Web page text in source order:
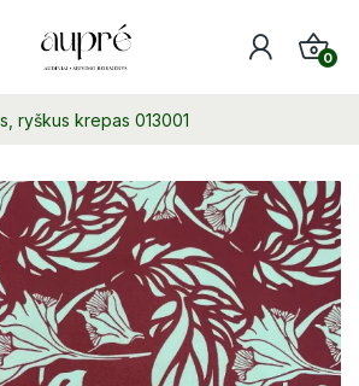
0
ryškus krepas 013001